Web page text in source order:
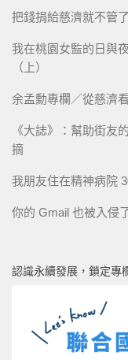
把錢捐給慈濟就不管
我在桃園女監的日與
（上）
余孟勳專欄／從慈濟
《大誌》：幫助街友
摘
我朋友住在精神病院
你的 Gmail 也被入侵
認識永續發展，鎖定專